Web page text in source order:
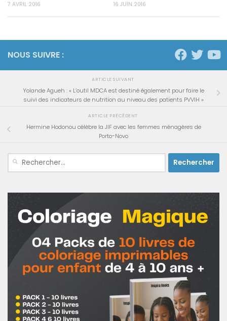
7 AVRIL 2016 16 JUIN 2016
NOUS SUIVRE :
ARTICLE SUIVANT
Yolande Agueh : « L’outil MDCA est destiné également pour faire le
suivi des indicateurs de nutrition au niveau des patients PVVIH »
ARTICLE PRÉCÉDENT
Hermine Hodonou célèbre la JIF avec les femmes ménagères de
Porto-Novo
Rechercher :